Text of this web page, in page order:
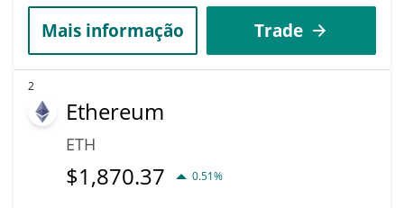
Mais informação Trade
2
Ethereum
ETH
$1,870.37 0.51%